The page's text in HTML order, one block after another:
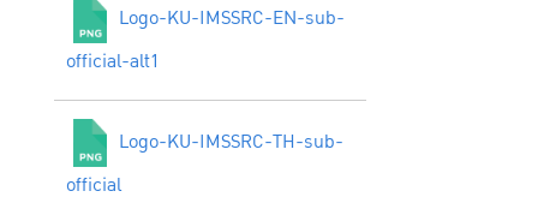
Logo-KU-IMSSRC-EN-sub-
official-alt1
Logo-KU-IMSSRC-TH-sub-
official